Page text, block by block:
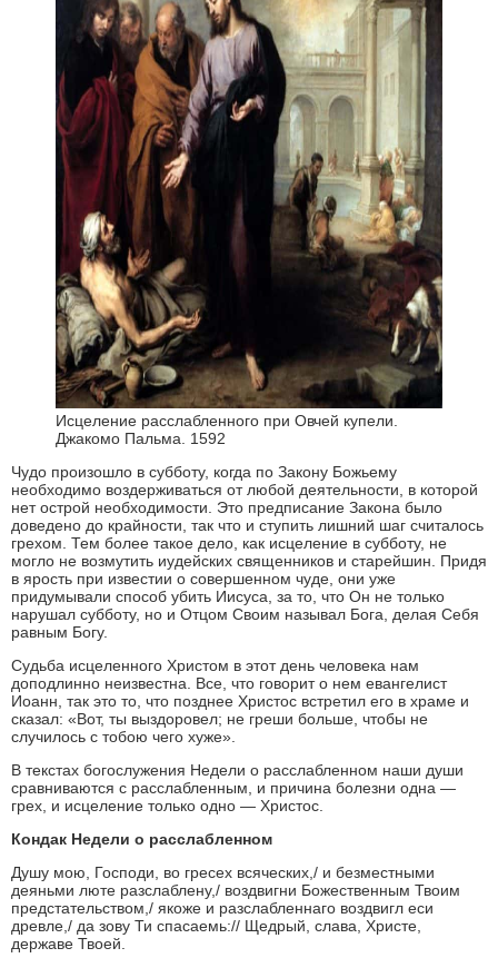
Исцеление расслабленного при Овчей купели.
Джакомо Пальма. 1592
Чудо произошло в субботу, когда по Закону Божьему
необходимо воздерживаться от любой деятельности, в которой
нет острой необходимости. Это предписание Закона было
доведено до крайности, так что и ступить лишний шаг считалось
грехом. Тем более такое дело, как исцеление в субботу, не
могло не возмутить иудейских священников и старейшин. Придя
в ярость при известии о совершенном чуде, они уже
придумывали способ убить Иисуса, за то, что Он не только
нарушал субботу, но и Отцом Своим называл Бога, делая Себя
равным Богу.
Судьба исцеленного Христом в этот день человека нам
доподлинно неизвестна. Все, что говорит о нем евангелист
Иоанн, так это то, что позднее Христос встретил его в храме и
сказал: «Вот, ты выздоровел; не греши больше, чтобы не
случилось с тобою чего хуже».
В текстах богослужения Недели о расслабленном наши души
сравниваются с расслабленным, и причина болезни одна —
грех, и исцеление только одно — Христос.
Кондак Недели о расслабленном
Душу мою, Господи, во гресех всяческих,/ и безместными
деяньми люте разслаблену,/ воздвигни Божественным Твоим
предстательством,/ якоже и разслабленнаго воздвигл еси
древле,/ да зову Ти спасаемь:// Щедрый, слава, Христе,
державе Твоей.